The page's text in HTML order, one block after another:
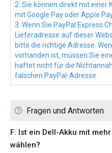
2. Sie können direkt mit einer
mit Google Pay oder Apple
3. Wenn Sie PayPal Express
Lieferadresse auf dieser
bitte die richtige Adresse.
vorhanden ist, müssen Sie
haftet nicht für die
falschen PayPal-Adresse.
Fragen und Antworten
F: Ist ein Dell-Akku mit
wählen?